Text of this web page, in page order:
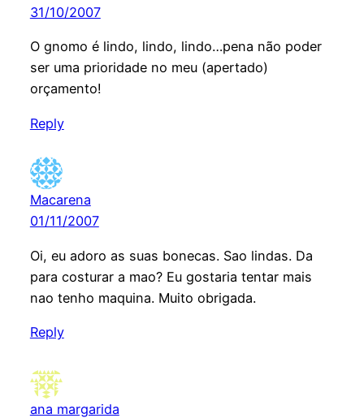
31/10/2007
O gnomo é lindo, lindo, lindo…pena não poder
ser uma prioridade no meu (apertado)
orçamento!
Reply
Macarena
01/11/2007
Oi, eu adoro as suas bonecas. Sao lindas. Da
para costurar a mao? Eu gostaria tentar mais
nao tenho maquina. Muito obrigada.
Reply
ana margarida